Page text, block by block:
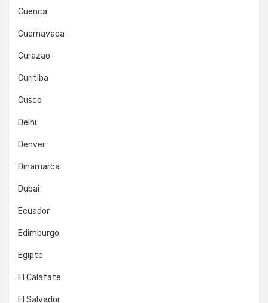
Cuenca
Cuernavaca
Curazao
Curitiba
Cusco
Delhi
Denver
Dinamarca
Dubai
Ecuador
Edimburgo
Egipto
El Calafate
El Salvador